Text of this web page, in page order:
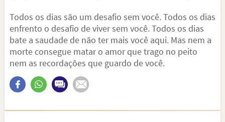
Todos os dias são um desafio sem você. Todos os dias
enfrento o desafio de viver sem você. Todos os dias
bate a saudade de não ter mais você aqui. Mas nem a
morte consegue matar o amor que trago no peito
nem as recordações que guardo de você.